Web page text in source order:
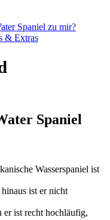
Spaniel zu mir?
& Extras
Spaniel
Wasserspaniel ist
ist er nicht
er ist recht hochläufig,